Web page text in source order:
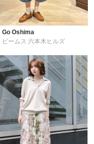
Go Oshima
ビームス 六本木ヒルズ